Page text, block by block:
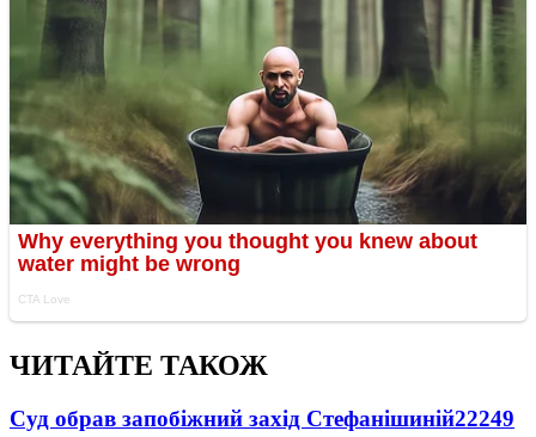
ЧИТАЙТЕ ТАКОЖ
Суд обрав запобіжний захід Стефанішиній22249